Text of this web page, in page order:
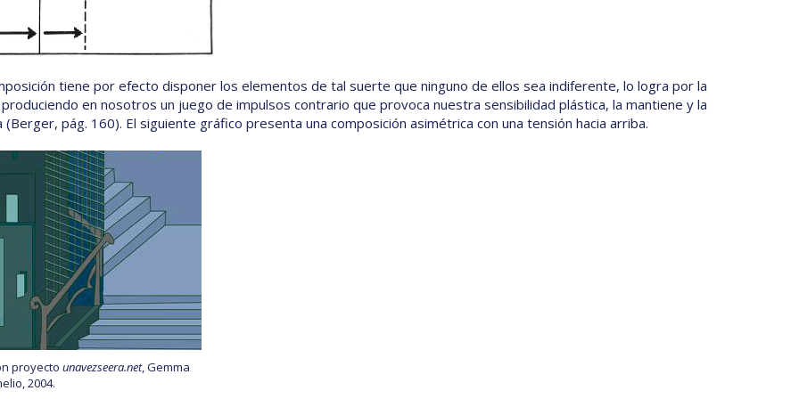
tiene por efecto disponer los elementos de tal suerte que ninguno de ellos sea indiferente, lo logra por la
en nosotros un juego de impulsos contrario que provoca nuestra sensibilidad plástica, la mantiene y la
(Berger, pág. 160). El siguiente gráfico presenta una composición asimétrica con una tensión hacia arriba.
proyecto unavezseera.net, Gemma
2004.